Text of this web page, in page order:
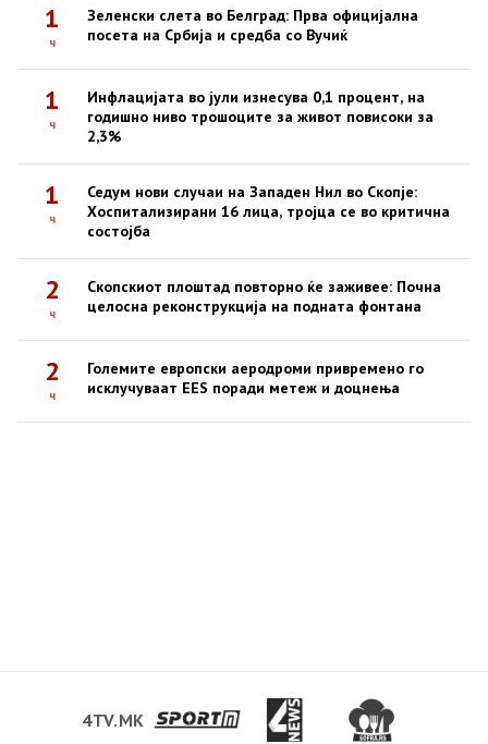
1
ч
Зеленски слета во Белград: Прва официјална
посета на Србија и средба со Вучиќ
1
ч
Инфлацијата во јули изнесува 0,1 процент, на
годишно ниво трошоците за живот повисоки за
2,3%
1
ч
Седум нови случаи на Западен Нил во Скопје:
Хоспитализирани 16 лица, тројца се во критична
состојба
2
ч
Скопскиот плоштад повторно ќе заживее: Почна
целосна реконструкција на подната фонтана
2
ч
Големите европски аеродроми привремено го
исклучуваат EES поради метеж и доцнења
4TV.MK